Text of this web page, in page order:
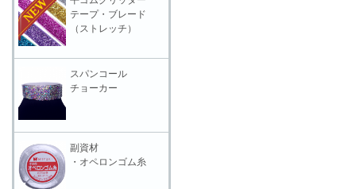
テープ・ブレード
（ストレッチ）
スパンコール
チョーカー
副資材
・オペロンゴム糸